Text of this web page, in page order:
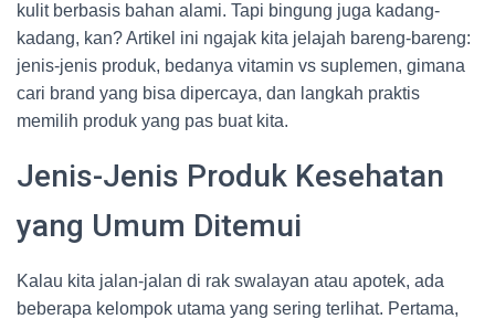
kulit berbasis bahan alami. Tapi bingung juga kadang-
kadang, kan? Artikel ini ngajak kita jelajah bareng-bareng:
jenis-jenis produk, bedanya vitamin vs suplemen, gimana
cari brand yang bisa dipercaya, dan langkah praktis
memilih produk yang pas buat kita.
Jenis-Jenis Produk Kesehatan
yang Umum Ditemui
Kalau kita jalan-jalan di rak swalayan atau apotek, ada
beberapa kelompok utama yang sering terlihat. Pertama,